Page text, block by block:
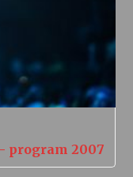
program 2007